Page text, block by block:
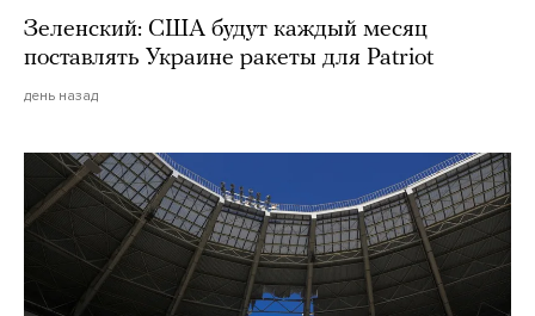
Зеленский: США будут каждый месяц
поставлять Украине ракеты для Patriot
день назад